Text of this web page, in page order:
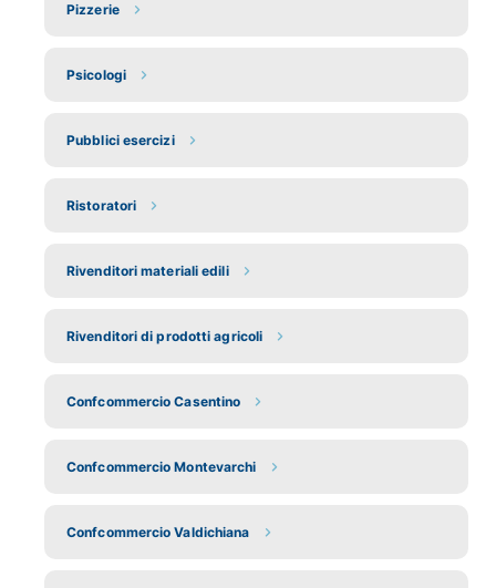
Pizzerie
Psicologi
Pubblici esercizi
Ristoratori
Rivenditori materiali edili
Rivenditori di prodotti agricoli
Confcommercio Casentino
Confcommercio Montevarchi
Confcommercio Valdichiana